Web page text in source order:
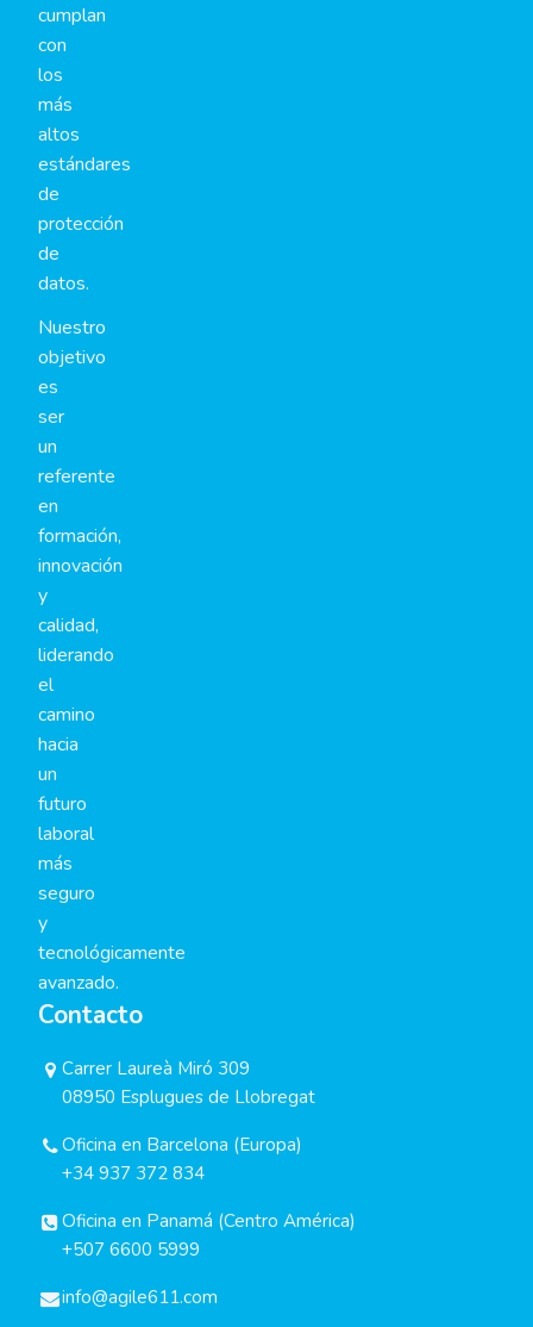
cumplan
con
los
más
altos
estándares
de
protección
de
datos.
Nuestro
objetivo
es
ser
un
referente
en
formación,
innovación
y
calidad,
liderando
el
camino
hacia
un
futuro
laboral
más
seguro
y
tecnológicamente
avanzado.
Contacto
Carrer Laureà Miró 309
08950 Esplugues de Llobregat
Oficina en Barcelona (Europa)
+34 937 372 834
Oficina en Panamá (Centro América)
+507 6600 5999
info@agile611.com